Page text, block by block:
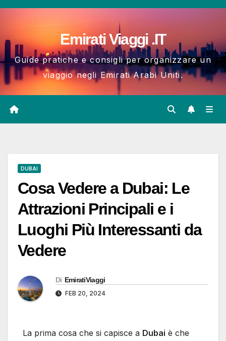
Salta
contenuto
Emirati Viaggi .IT
Guide pratiche e consigli per organizzare un
viaggio negli Emirati Arabi Uniti.
DUBAI
Cosa Vedere a Dubai: Le
Attrazioni Principali e i
Luoghi Più Interessanti da
Vedere
Di EmiratiViaggi
FEB 20, 2024
La prima cosa che si capisce a Dubai è che